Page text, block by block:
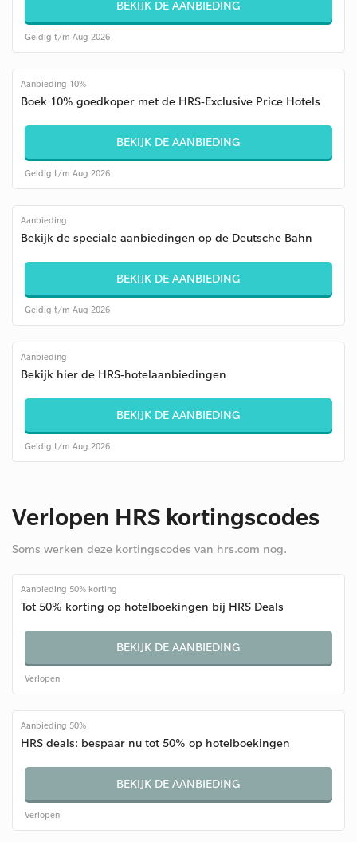
BEKIJK DE AANBIEDING
Geldig t/m Aug 2026
Aanbieding 10%
Boek 10% goedkoper met de HRS-Exclusive Price Hotels
BEKIJK DE AANBIEDING
Geldig t/m Aug 2026
Aanbieding
Bekijk de speciale aanbiedingen op de Deutsche Bahn
BEKIJK DE AANBIEDING
Geldig t/m Aug 2026
Aanbieding
Bekijk hier de HRS-hotelaanbiedingen
BEKIJK DE AANBIEDING
Geldig t/m Aug 2026
Verlopen HRS kortingscodes
Soms werken deze kortingscodes van hrs.com nog.
Aanbieding 50% korting
Tot 50% korting op hotelboekingen bij HRS Deals
BEKIJK DE AANBIEDING
Verlopen
Aanbieding 50%
HRS deals: bespaar nu tot 50% op hotelboekingen
BEKIJK DE AANBIEDING
Verlopen